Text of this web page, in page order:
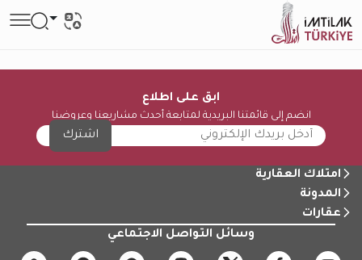
ابق على اطلاع
انضم إلى قائمتنا البريدية لمتابعة أحدث مشاريعنا وعروضنا
اشترك
امتلاك العقارية
المدونة
عقارات
وسائل التواصل الاجتماعي